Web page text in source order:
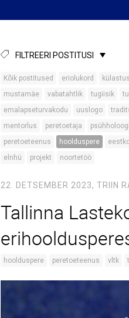
FILTREERI POSTITUSI
Kõik postitused eriolukord
mustamäe
vabatahtlik tugiisik
emalapseturvakodu
uuslogo
mentorlus
peretoetaja
peretoeteenus
hoolduspere
elnhü
projekt noortetöö
22. DETSEMBER 2023, TRIIN
Tallinna
hoolduspere peretoeteenus vltk